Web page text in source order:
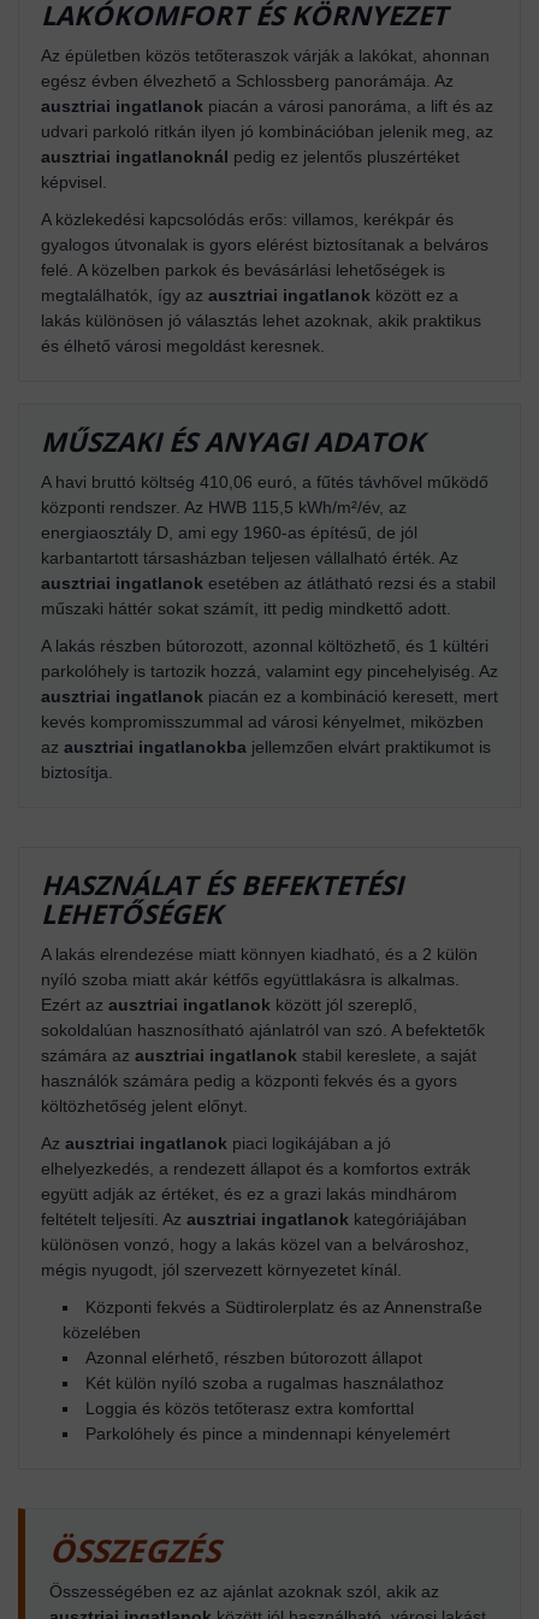
LAKÓKOMFORT ÉS KÖRNYEZET
Az épületben közös tetőteraszok várják a lakókat, ahonnan
egész évben élvezhető a Schlossberg panorámája. Az
ausztriai ingatlanok piacán a városi panoráma, a lift és az
udvari parkoló ritkán ilyen jó kombinációban jelenik meg, az
ausztriai ingatlanoknál pedig ez jelentős pluszértéket
képvisel.
A közlekedési kapcsolódás erős: villamos, kerékpár és
gyalogos útvonalak is gyors elérést biztosítanak a belváros
felé. A közelben parkok és bevásárlási lehetőségek is
megtalálhatók, így az ausztriai ingatlanok között ez a
lakás különösen jó választás lehet azoknak, akik praktikus
és élhető városi megoldást keresnek.
MŰSZAKI ÉS ANYAGI ADATOK
A havi bruttó költség 410,06 euró, a fűtés távhővel működő
központi rendszer. Az HWB 115,5 kWh/m²/év, az
energiaosztály D, ami egy 1960-as építésű, de jól
karbantartott társasházban teljesen vállalható érték. Az
ausztriai ingatlanok esetében az átlátható rezsi és a stabil
műszaki háttér sokat számít, itt pedig mindkettő adott.
A lakás részben bútorozott, azonnal költözhető, és 1 kültéri
parkolóhely is tartozik hozzá, valamint egy pincehelyiség. Az
ausztriai ingatlanok piacán ez a kombináció keresett, mert
kevés kompromisszummal ad városi kényelmet, miközben
az ausztriai ingatlanokba jellemzően elvárt praktikumot is
biztosítja.
HASZNÁLAT ÉS BEFEKTETÉSI
LEHETŐSÉGEK
A lakás elrendezése miatt könnyen kiadható, és a 2 külön
nyíló szoba miatt akár kétfős együttlakásra is alkalmas.
Ezért az ausztriai ingatlanok között jól szereplő,
sokoldalúan hasznosítható ajánlatról van szó. A befektetők
számára az ausztriai ingatlanok stabil kereslete, a saját
használók számára pedig a központi fekvés és a gyors
költözhetőség jelent előnyt.
Az ausztriai ingatlanok piaci logikájában a jó
elhelyezkedés, a rendezett állapot és a komfortos extrák
együtt adják az értéket, és ez a grazi lakás mindhárom
feltételt teljesíti. Az ausztriai ingatlanok kategóriájában
különösen vonzó, hogy a lakás közel van a belvároshoz,
mégis nyugodt, jól szervezett környezetet kínál.
Központi fekvés a Südtirolerplatz és az Annenstraße
közelében
Azonnal elérhető, részben bútorozott állapot
Két külön nyíló szoba a rugalmas használathoz
Loggia és közös tetőterasz extra komforttal
Parkolóhely és pince a mindennapi kényelemért
ÖSSZEGZÉS
Összességében ez az ajánlat azoknak szól, akik az